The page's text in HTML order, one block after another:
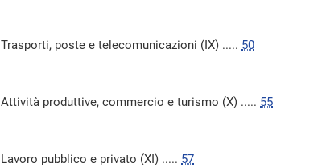
Trasporti, poste e telecomunicazioni (IX) ..... 50
Attività produttive, commercio e turismo (X) ..... 55
Lavoro pubblico e privato (XI) ..... 57